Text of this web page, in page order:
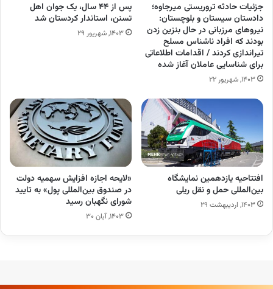
جزئیات حادثه تروریستی میرجاوه؛
دادستان سیستان و بلوچستان:
نیرو‌های مرزبانی در حال بنزین زدن
بودند که افراد ناشناس مسلح
تیراندازی کردند / اقدامات اطلاعاتی
برای شناسایی عاملان آغاز شده
۱۴۰۳, شهریور ۲۲
پس از ۴۴ سال، یک جوان اهل
تسنن، استاندار کردستان شد
۱۴۰۳, شهریور ۲۹
افتتاحیه یازدهمین نمایشگاه
بین‌المللی حمل و نقل ریلی
۱۴۰۳, اردیبهشت ۲۹
«لایحه اجازه افزایش سهمیه دولت
در صندوق بین‌المللی پول» به تایید
شورای نگهبان رسید
۱۴۰۳, آبان ۳۰